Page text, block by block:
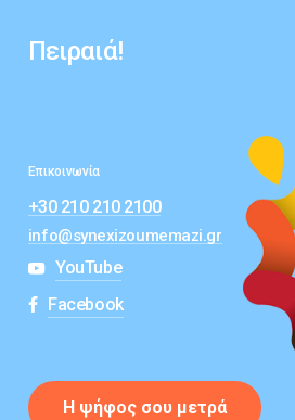
Πειραιά!
Επικοινωνία
+30 210 210 2100
info@synexizoumemazi.gr
YouTube
Facebook
Η ψήφος σου μετρά